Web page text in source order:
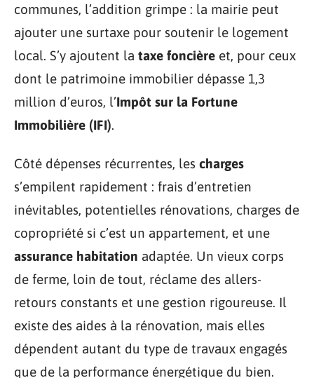
communes, l’addition grimpe : la mairie peut
ajouter une surtaxe pour soutenir le logement
local. S’y ajoutent la taxe foncière et, pour ceux
dont le patrimoine immobilier dépasse 1,3
million d’euros, l’Impôt sur la Fortune
Immobilière (IFI).
Côté dépenses récurrentes, les charges
s’empilent rapidement : frais d’entretien
inévitables, potentielles rénovations, charges de
copropriété si c’est un appartement, et une
assurance habitation adaptée. Un vieux corps
de ferme, loin de tout, réclame des allers-
retours constants et une gestion rigoureuse. Il
existe des aides à la rénovation, mais elles
dépendent autant du type de travaux engagés
que de la performance énergétique du bien.